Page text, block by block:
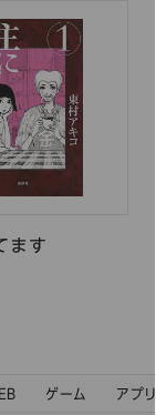
ます
ゲーム アプ